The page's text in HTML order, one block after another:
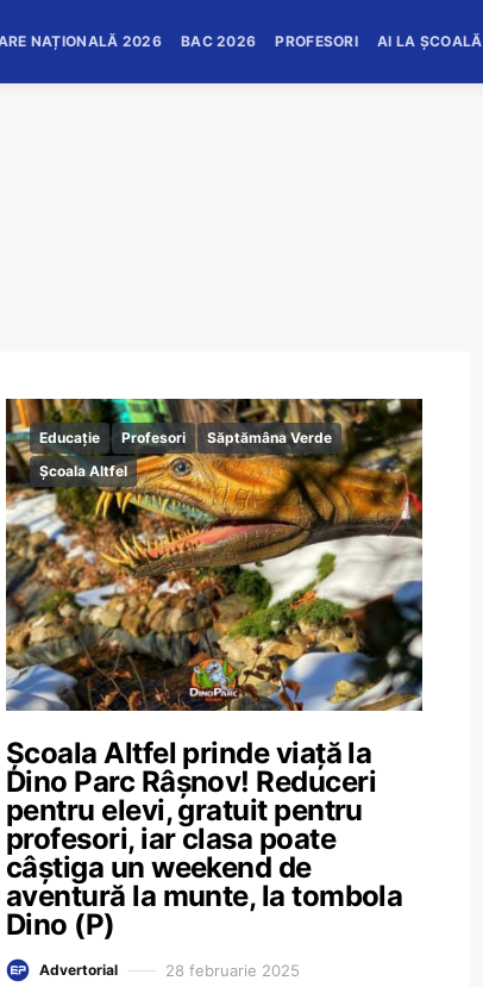
NAȚIONALĂ 2026 BAC 2026 PROFESORI AI LA ȘCOALĂ
Educație Profesori
Săptămâna Verde
Școala Altfel
Școala Altfel prinde viață la
Dino Parc Râșnov! Reduceri
pentru elevi, gratuit pentru
profesori, iar clasa poate
câștiga un weekend de
aventură la munte, la tombola
Dino (P)
Advertorial 28 februarie 2025